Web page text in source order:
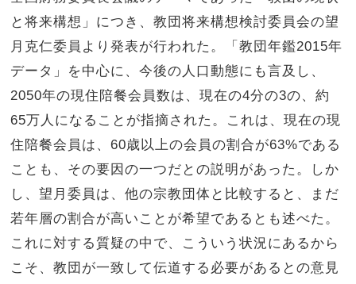
と将来構想」につき、教団将来構想検討委員会の望
月克仁委員より発表が行われた。「教団年鑑2015年
データ」を中心に、今後の人口動態にも言及し、
2050年の現住陪餐会員数は、現在の4分の3の、約
65万人になることが指摘された。これは、現在の現
住陪餐会員は、60歳以上の会員の割合が63%である
ことも、その要因の一つだとの説明があった。しか
し、望月委員は、他の宗教団体と比較すると、まだ
若年層の割合が高いことが希望であるとも述べた。
これに対する質疑の中で、こういう状況にあるから
こそ、教団が一致して伝道する必要があるとの意見